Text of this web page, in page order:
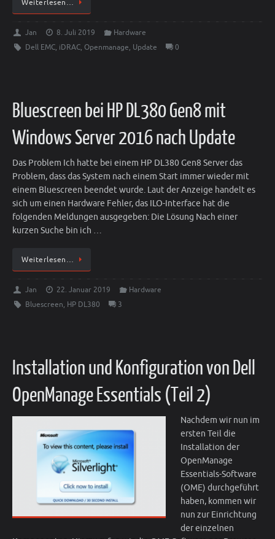
Weiterlesen…
Jan 8. Juli 2019
Hardware
Dell EMC, iDRAC, Openmanage, Update 0
Bluescreen bei HP DL380 Gen8 mit
Windows Server 2016 nach Update
Das Problem Ich hatte bei einem HP DL380 Gen8 Server das
Problem, dass das System nach einem Start immer wieder mit
einem Bluescreen beendet wurde. Laut der Anzeige handelt es
sich um einen Hardware Fehler, das ILO-Interface hat die
folgenden Meldungen ausgegeben: Die Lösung Nach einer
kurzen Suche bin ich …
Weiterlesen…
Jan 22. Januar 2019
Hardware
Bluescreen, HP DL380 3
Installation und Konfiguration von Dell
OpenManage Essentials (Teil 2)
Nachdem wir nun im
ersten Teil die
Installation der
OpenManage
Essentials-Software
(OME) durchgeführt
haben, kommen wir
nun zur Einrichtung
der einzelnen